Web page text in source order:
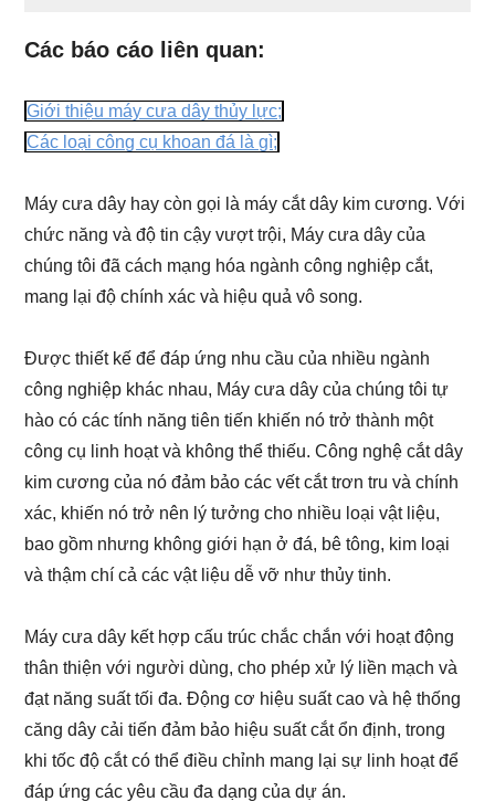
Các báo cáo liên quan:
Giới thiệu máy cưa dây thủy lực;
Các loại công cụ khoan đá là gì;
Máy cưa dây hay còn gọi là máy cắt dây kim cương. Với
chức năng và độ tin cậy vượt trội, Máy cưa dây của
chúng tôi đã cách mạng hóa ngành công nghiệp cắt,
mang lại độ chính xác và hiệu quả vô song.
Được thiết kế để đáp ứng nhu cầu của nhiều ngành
công nghiệp khác nhau, Máy cưa dây của chúng tôi tự
hào có các tính năng tiên tiến khiến nó trở thành một
công cụ linh hoạt và không thể thiếu. Công nghệ cắt dây
kim cương của nó đảm bảo các vết cắt trơn tru và chính
xác, khiến nó trở nên lý tưởng cho nhiều loại vật liệu,
bao gồm nhưng không giới hạn ở đá, bê tông, kim loại
và thậm chí cả các vật liệu dễ vỡ như thủy tinh.
Máy cưa dây kết hợp cấu trúc chắc chắn với hoạt động
thân thiện với người dùng, cho phép xử lý liền mạch và
đạt năng suất tối đa. Động cơ hiệu suất cao và hệ thống
căng dây cải tiến đảm bảo hiệu suất cắt ổn định, trong
khi tốc độ cắt có thể điều chỉnh mang lại sự linh hoạt để
đáp ứng các yêu cầu đa dạng của dự án.